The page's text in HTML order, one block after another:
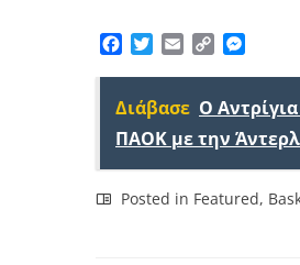
Facebook
TwitterEmailCopy
Διάβασε Ο
ΠΑΟΚ με την
Posted in Featured,